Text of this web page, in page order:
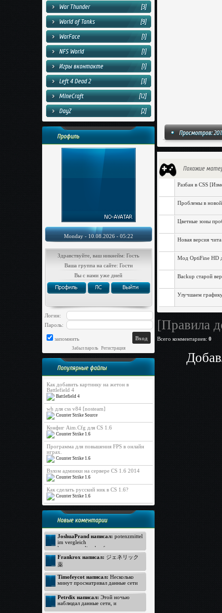
War Thunder
[3]
World of Tanks
[9]
WarFace
[1]
NFS World
[1]
Игры вконтакте
[1]
Left 4 Dead 2
[3]
MineCraft
[12]
DayZ
[2]
Профиль
Monday - 10.08.2026 - 05:22
Здравствуйте, ваш никнейм: Гость
Ваша группа на сайте: Гости
Вы с нами уже дней
Логин:
Пароль:
запомнить
Забыл пароль| Регистрация
Популярные файлы
Как добавить картинку на жетон в
Battlefield 4
Battlefield 4
wh для css v84 [nosteam]
Counter Strike Source
Конфиг Aim.Cfg для CS 1.6
Counter Strike 1.6
Программа для повышения FPS в онлайн
играх.
Counter Strike 1.6
Взлом админки на сервере CS 1.6 2014
Counter Strike 1.6
Как сделать русский ник в CS 1.6?
Counter Strike 1.6
Новые коментарии
JoshuaPrand написал: potenzmittel
im vergleich
kamagra online kaufen
Viagra Generica ohne Rezept
https://www.rezeptfrei-viagra.com -
pde hemmer
generika apotheke
Kamagra ohne Rezept
Frankrox написал: ジェネリック
薬
ジェネリック バイアグラ
バイアグラ 価格
http://www.kokun.net/offers/orlistat -
オルリスタット
ジェネリック
ジェネリック
Timofeycot написал: Несколько
минут просматривал данные сети
удивлению открыл прелестный
вебсайт. Посмотрите: http://lmp-
174.biz - лмп174 . Для меня
Petrdix написал: Этой ночью
наблюдал данные сети, и
Просмотров:
Похожие
Разбан в CSS
Проблемы в новой
Цветные зоны
Новая версия
Мод OptiFine HD
Backup старой
Улучшаем
[Правила
Всего комментариев: 0